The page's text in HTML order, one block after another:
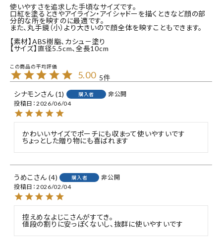
使いやすさを追求した手頃なサイズです。
口紅を塗るときやアイライン・アイシャドーを描くときなど顔の部
分的な所を映すのに最適です。
また、丸手鏡（小）より大きいので顔全体を映すこともできます。
【素材】ABS樹脂、カシュ－塗り
【サイズ】直径5.5cm、全長10cm
5.00 5
シナモン
1 購入者
非公開
投稿日 2026/06/04
かわいいサイズでポーチにも収まって使いやすいです
ちょっとした贈り物にも喜ばれます
うめこ 4 購入者
非公開
投稿日 2026/02/04
控えめなよじこさんがすてき。
値段の割りに安っぽくないし、抜群に使いやすいです